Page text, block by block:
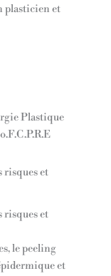
plasticien et
Plastique
risques et
risques et
le peeling
et